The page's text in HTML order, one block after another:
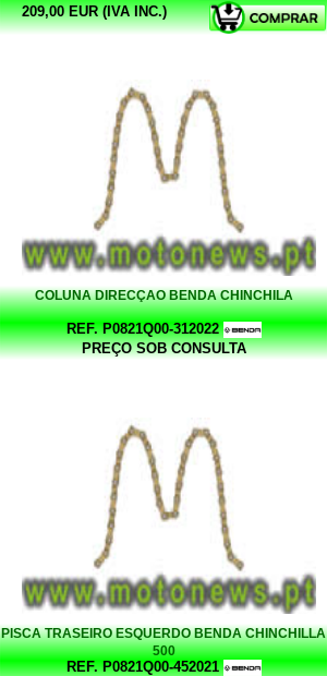
209,00 EUR (IVA INC.)
COLUNA DIRECÇAO BENDA CHINCHILA
REF. P0821Q00-312022
PREÇO SOB CONSULTA
PISCA TRASEIRO ESQUERDO BENDA CHINCHILLA
500
REF. P0821Q00-452021